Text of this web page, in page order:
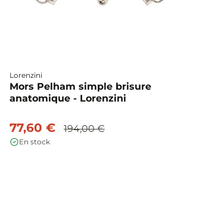
Lorenzini
Mors Pelham simple brisure
anatomique - Lorenzini
77,60 € 194,00 €
En stock